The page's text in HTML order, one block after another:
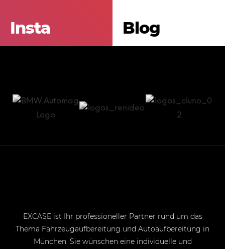
Insta Blog
EXCASE ist Ihr professioneller Partner rund um das
Thema Fahrzeugaufbereitung und Autoaufbereitung in
München. Sie wünschen eine individuelle und